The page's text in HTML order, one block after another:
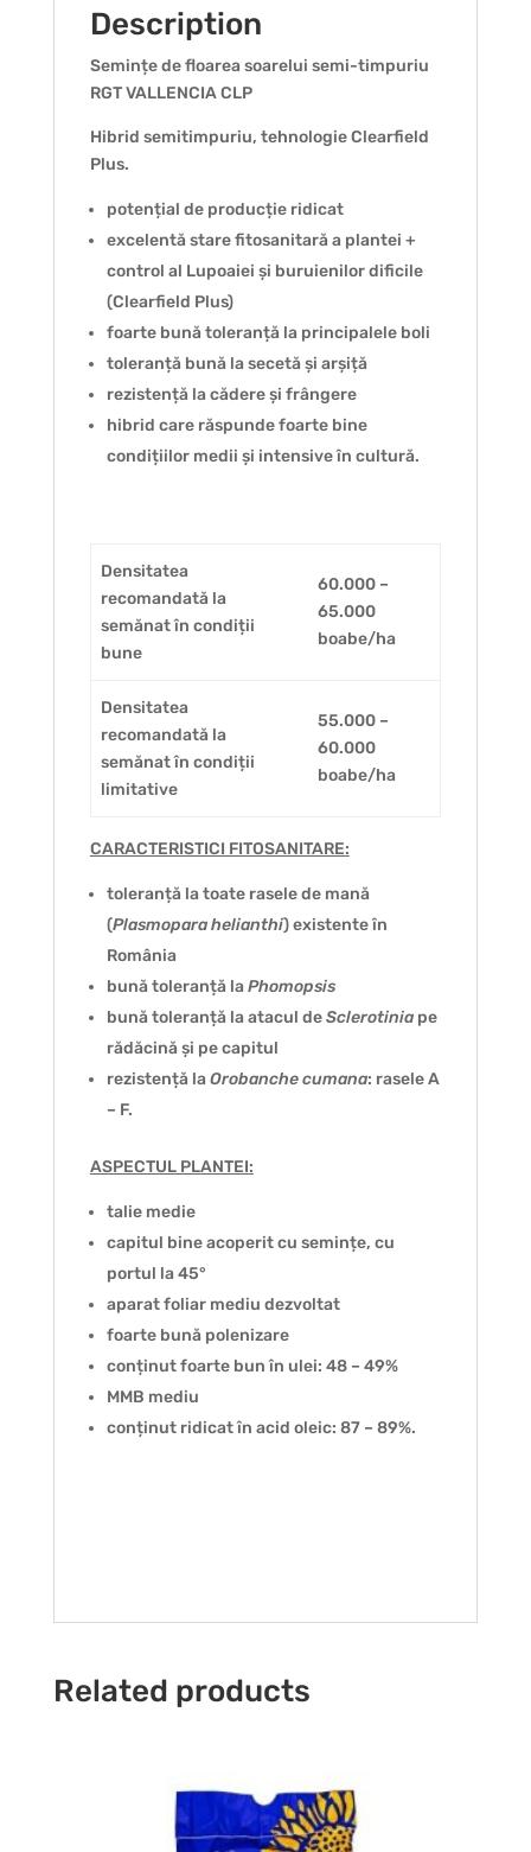
Description
Semințe de floarea soarelui semi-timpuriu
RGT VALLENCIA CLP
Hibrid semitimpuriu, tehnologie Clearfield
Plus.
potențial de producție ridicat
excelentă stare fitosanitară a plantei +
control al Lupoaiei și buruienilor dificile
(Clearfield Plus)
foarte bună toleranță la principalele boli
toleranță bună la secetă și arșiță
rezistență la cădere și frângere
hibrid care răspunde foarte bine
condițiilor medii și intensive în cultură.
Densitatea
recomandată la
semănat în condiții
bune
60.000 –
65.000
boabe/ha
Densitatea
recomandată la
semănat în condiții
limitative
55.000 –
60.000
boabe/ha
CARACTERISTICI FITOSANITARE:
toleranță la toate rasele de mană
(Plasmopara helianthi) existente în
România
bună toleranță la Phomopsis
bună toleranță la atacul deSclerotiniape
rădăcină și pe capitul
rezistență la Orobanche cumana: rasele A
– F.
ASPECTUL PLANTEI:
talie medie
capitul bine acoperit cu semințe, cu
portul la 45°
aparat foliar mediu dezvoltat
foarte bună polenizare
conținut foarte bun în ulei: 48 – 49%
MMB mediu
conținut ridicat în acid oleic: 87 – 89%.
Related products